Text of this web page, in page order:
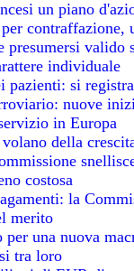
un piano
presumersi
individuale
pazienti: si
nuove
in Europa
della
costosa
la
merito
per una nuova
tra loro